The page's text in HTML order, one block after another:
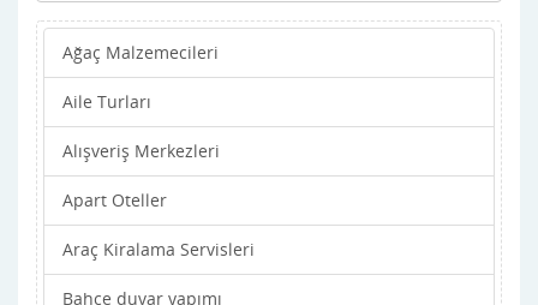
Ağaç Malzemecileri
Aile Turları
Alışveriş Merkezleri
Apart Oteller
Araç Kiralama Servisleri
Bahçe duvar yapımı